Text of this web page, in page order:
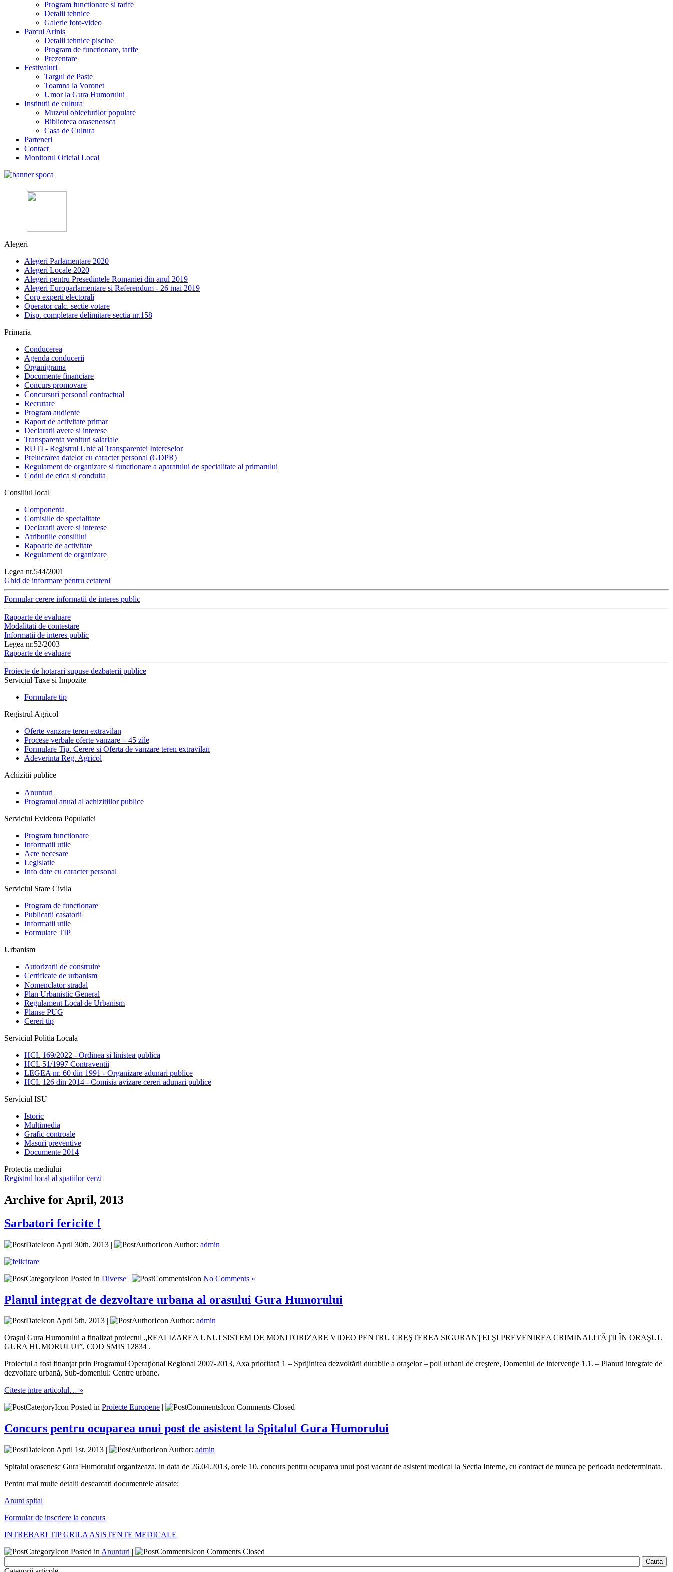
Program functionare si tarife
Detalii tehnice
Galerie foto-video
Parcul Arinis
Detalii tehnice piscine
Program de functionare, tarife
Prezentare
Festivaluri
Targul de Paste
Toamna la Voronet
Umor la Gura Humorului
Institutii de cultura
Muzeul obiceiurilor populare
Biblioteca oraseneasca
Casa de Cultura
Parteneri
Contact
Monitorul Oficial Local
Alegeri
Alegeri Parlamentare 2020
Alegeri Locale 2020
Alegeri pentru Presedintele Romaniei din anul 2019
Alegeri Europarlamentare si Referendum - 26 mai 2019
Corp experti electorali
Operator calc. sectie votare
Disp. completare delimitare sectia nr.158
Primaria
Conducerea
Agenda conducerii
Organigrama
Documente financiare
Concurs promovare
Concursuri personal contractual
Recrutare
Program audiente
Raport de activitate primar
Declaratii avere si interese
Transparenta venituri salariale
RUTI - Registrul Unic al Transparentei Intereselor
Prelucrarea datelor cu caracter personal (GDPR)
Regulament de organizare si functionare a aparatului de specialitate al primarului
Codul de etica si conduita
Consiliul local
Componenta
Comisiile de specialitate
Declaratii avere si interese
Atributiile consililui
Rapoarte de activitate
Regulament de organizare
Legea nr.544/2001
Ghid de informare pentru cetateni
Formular cerere informatii de interes public
Rapoarte de evaluare
Modalitati de contestare
Informatii de interes public
Legea nr.52/2003
Rapoarte de evaluare
Proiecte de hotarari supuse dezbaterii publice
Serviciul Taxe si Impozite
Formulare tip
Registrul Agricol
Oferte vanzare teren extravilan
Procese verbale oferte vanzare – 45 zile
Formulare Tip. Cerere si Oferta de vanzare teren extravilan
Adeverinta Reg. Agricol
Achizitii publice
Anunturi
Programul anual al achizitiilor publice
Serviciul Evidenta Populatiei
Program functionare
Informatii utile
Acte necesare
Legislatie
Info date cu caracter personal
Serviciul Stare Civila
Program de functionare
Publicatii casatorii
Informatii utile
Formulare TIP
Urbanism
Autorizatii de construire
Certificate de urbanism
Nomenclator stradal
Plan Urbanistic General
Regulament Local de Urbanism
Planse PUG
Cereri tip
Serviciul Politia Locala
HCL 169/2022 - Ordinea si linistea publica
HCL 51/1997 Contraventii
LEGEA nr. 60 din 1991 - Organizare adunari publice
HCL 126 din 2014 - Comisia avizare cereri adunari publice
Serviciul ISU
Istoric
Multimedia
Grafic controale
Masuri preventive
Documente 2014
Protectia mediului
Registrul local al spatiilor verzi
Archive for April, 2013
Sarbatori fericite !
April 30th, 2013 | Author: admin
Posted in Diverse | No Comments »
Planul integrat de dezvoltare urbana al orasului Gura Humorului
April 5th, 2013 | Author: admin
Oraşul Gura Humorului a finalizat proiectul „REALIZAREA UNUI SISTEM DE MONITORIZARE VIDEO PENTRU CREŞTEREA SIGURANŢEI ŞI PREVENIREA CRIMINALITĂŢII ÎN ORAŞUL
GURA HUMORULUI”, COD SMIS 12834 .
Proiectul a fost finanţat prin Programul Operaţional Regional 2007-2013, Axa prioritară 1 – Sprijinirea dezvoltării durabile a oraşelor – poli urbani de creştere, Domeniul de intervenţie 1.1. – Planuri integrate de
dezvoltare urbană, Sub-domeniul: Centre urbane.
Citeste intre articolul… »
Posted in Proiecte Europene | Comments Closed
Concurs pentru ocuparea unui post de asistent la Spitalul Gura Humorului
April 1st, 2013 | Author: admin
Spitalul orasenesc Gura Humorului organizeaza, in data de 26.04.2013, orele 10, concurs pentru ocuparea unui post vacant de asistent medical la Sectia Interne, cu contract de munca pe perioada nedeterminata.
Pentru mai multe detalii descarcati documentele atasate:
Anunt spital
Formular de inscriere la concurs
INTREBARI TIP GRILA ASISTENTE MEDICALE
Posted in Anunturi | Comments Closed
Cauta